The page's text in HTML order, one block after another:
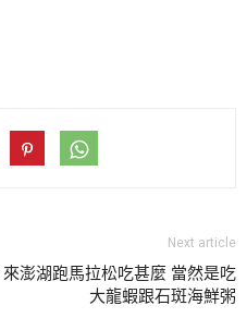
Next article
來澎湖跑馬拉松吃甚麼 當然是吃
大龍蝦跟石斑海鮮粥